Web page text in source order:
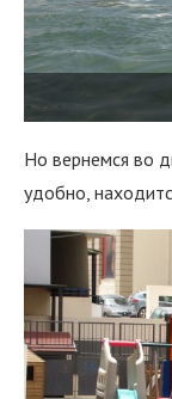
Но вернемся во
удобно,